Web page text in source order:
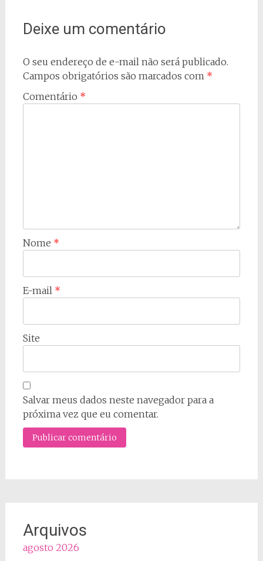
Deixe um comentário
O seu endereço de e-mail não será publicado.
Campos obrigatórios são marcados com *
Comentário *
Nome *
E-mail *
Site
Salvar meus dados neste navegador para a
próxima vez que eu comentar.
Arquivos
agosto 2026